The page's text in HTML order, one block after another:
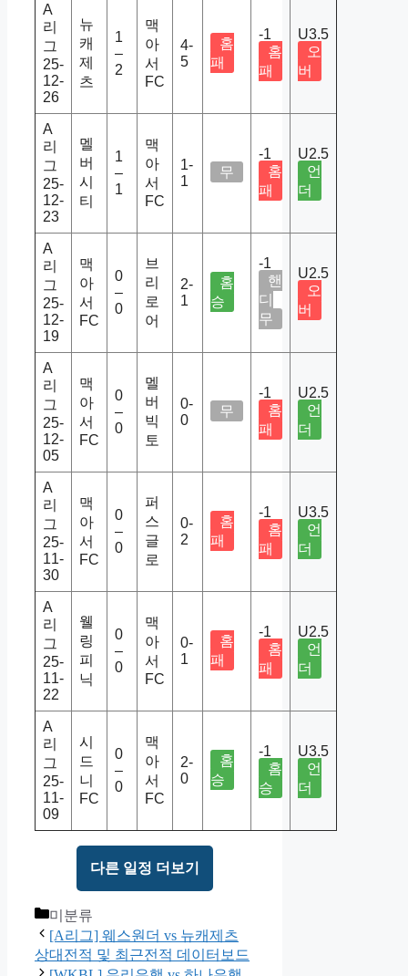
A
리
그
25-
12-
26
뉴
캐
제
츠
1
–
2
맥
아
서
FC
4-
5
홈
패
-1
홈
패
U3.5
오
버
A
리
그
25-
12-
23
멜
버
시
티
1
–
1
맥
아
서
FC
1-
1
무
-1
홈
패
U2.5
언
더
A
리
그
25-
12-
19
맥
아
서
FC
0
–
0
브
리
로
어
2-
1
홈
승
-1
핸
디
무
U2.5
오
버
A
리
그
25-
12-
05
맥
아
서
FC
0
–
0
멜
버
빅
토
0-
0
무
-1
홈
패
U2.5
언
더
A
리
그
25-
11-
30
맥
아
서
FC
0
–
0
퍼
스
글
로
0-
2
홈
패
-1
홈
패
U3.5
언
더
A
리
그
25-
11-
22
웰
링
피
닉
0
–
0
맥
아
서
FC
0-
1
홈
패
-1
홈
패
U2.5
언
더
A
리
그
25-
11-
09
시
드
니
FC
0
–
0
맥
아
서
FC
2-
0
홈
승
-1
홈
승
U3.5
언
더
다른 일정 더보기
Categories
미분류
[A리그] 웨스원더 vs 뉴캐제츠
상대전적 및 최근전적 데이터보드